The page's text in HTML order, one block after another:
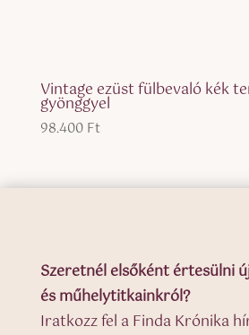
Vintage ezüst fülbevaló kék
gyönggyel
98.400 Ft
Szeretnél elsőként értesülni
és műhelytitkainkról?
Iratkozz fel a Finda Krónika